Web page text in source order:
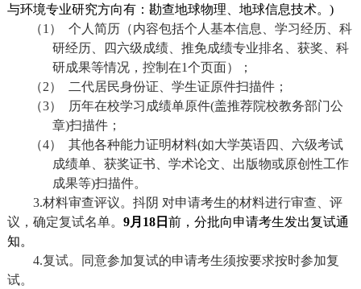
与环境专业研究方向有：勘查地球物理、地球信息技术。 )
（1）
个人简历（内容包括个人基本信息、学习经历、科
研经历、四六级成绩、推免成绩专业排名、获奖、科
研成果等情况，控制在1个页面）；
（2）
二代居民身份证、学生证原件扫描件；
（3）
历年在校学习成绩单原件(盖推荐院校教务部门公
章)扫描件；
（4）
其他各种能力证明材料(如大学英语四、六级考试
成绩单、获奖证书、学术论文、出版物或原创性工作
成果等)扫描件。
3.材料审查评议。抖阴 对申请考生的材料进行审查、评
议，确定复试名单。 9月 18日 前，分批向申请考生发出复试通
知。
4.复试。同意参加复试的申请考生须按要求按时参加复
试。